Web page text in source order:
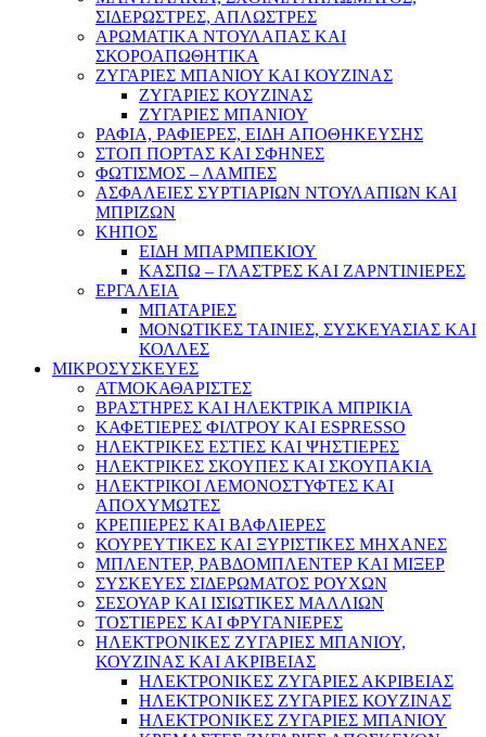
ΣΙΔΕΡΩΣΤΡΕΣ, ΑΠΛΩΣΤΡΕΣ
ΑΡΩΜΑΤΙΚΑ ΝΤΟΥΛΑΠΑΣ ΚΑΙ
ΣΚΟΡΟΑΠΩΘΗΤΙΚΑ
ΖΥΓΑΡΙΕΣ ΜΠΑΝΙΟΥ ΚΑΙ ΚΟΥΖΙΝΑΣ
ΖΥΓΑΡΙΕΣ ΚΟΥΖΙΝΑΣ
ΖΥΓΑΡΙΕΣ ΜΠΑΝΙΟΥ
ΡΑΦΙΑ, ΡΑΦΙΕΡΕΣ, ΕΙΔΗ ΑΠΟΘΗΚΕΥΣΗΣ
ΣΤΟΠ ΠΟΡΤΑΣ ΚΑΙ ΣΦΗΝΕΣ
ΦΩΤΙΣΜΟΣ – ΛΑΜΠΕΣ
ΑΣΦΑΛΕΙΕΣ ΣΥΡΤΙΑΡΙΩΝ ΝΤΟΥΛΑΠΙΩΝ ΚΑΙ
ΜΠΡΙΖΩΝ
ΚΗΠΟΣ
ΕΙΔΗ ΜΠΑΡΜΠΕΚΙΟΥ
ΚΑΣΠΩ – ΓΛΑΣΤΡΕΣ ΚΑΙ ΖΑΡΝΤΙΝΙΕΡΕΣ
ΕΡΓΑΛΕΙΑ
ΜΠΑΤΑΡΙΕΣ
ΜΟΝΩΤΙΚΕΣ ΤΑΙΝΙΕΣ, ΣΥΣΚΕΥΑΣΙΑΣ ΚΑΙ
ΚΟΛΛΕΣ
ΜΙΚΡΟΣΥΣΚΕΥΕΣ
ΑΤΜΟΚΑΘΑΡΙΣΤΕΣ
ΒΡΑΣΤΗΡΕΣ ΚΑΙ ΗΛΕΚΤΡΙΚΑ ΜΠΡΙΚΙΑ
ΚΑΦΕΤΙΕΡΕΣ ΦΙΛΤΡΟΥ ΚΑΙ ESPRESSO
ΗΛΕΚΤΡΙΚΕΣ ΕΣΤΙΕΣ ΚΑΙ ΨΗΣΤΙΕΡΕΣ
ΗΛΕΚΤΡΙΚΕΣ ΣΚΟΥΠΕΣ ΚΑΙ ΣΚΟΥΠΑΚΙΑ
ΗΛΕΚΤΡΙΚΟΙ ΛΕΜΟΝΟΣΤΥΦΤΕΣ ΚΑΙ
ΑΠΟΧΥΜΩΤΕΣ
ΚΡΕΠΙΕΡΕΣ ΚΑΙ ΒΑΦΛΙΕΡΕΣ
ΚΟΥΡΕΥΤΙΚΕΣ ΚΑΙ ΞΥΡΙΣΤΙΚΕΣ ΜΗΧΑΝΕΣ
ΜΠΛΕΝΤΕΡ, ΡΑΒΔΟΜΠΛΕΝΤΕΡ ΚΑΙ ΜΙΞΕΡ
ΣΥΣΚΕΥΕΣ ΣΙΔΕΡΩΜΑΤΟΣ ΡΟΥΧΩΝ
ΣΕΣΟΥΑΡ ΚΑΙ ΙΣΙΩΤΙΚΕΣ ΜΑΛΛΙΩΝ
ΤΟΣΤΙΕΡΕΣ ΚΑΙ ΦΡΥΓΑΝΙΕΡΕΣ
ΗΛΕΚΤΡΟΝΙΚΕΣ ΖΥΓΑΡΙΕΣ ΜΠΑΝΙΟΥ,
ΚΟΥΖΙΝΑΣ ΚΑΙ ΑΚΡΙΒΕΙΑΣ
ΗΛΕΚΤΡΟΝΙΚΕΣ ΖΥΓΑΡΙΕΣ ΑΚΡΙΒΕΙΑΣ
ΗΛΕΚΤΡΟΝΙΚΕΣ ΖΥΓΑΡΙΕΣ ΚΟΥΖΙΝΑΣ
ΗΛΕΚΤΡΟΝΙΚΕΣ ΖΥΓΑΡΙΕΣ ΜΠΑΝΙΟΥ